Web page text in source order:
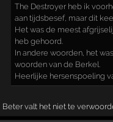
The Destroyer heb ik
aan tijdsbesef, maar dit
Het was de meest
heb gehoord.
In andere woorden, het
woorden van de Berkel.
Heerlijke hersenspoeling
Beter valt het niet te